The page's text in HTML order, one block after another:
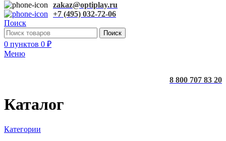
zakaz@optiplay.ru
+7 (495) 032-72-06
Поиск
Поиск
0 пунктов 0 ₽
Меню
8 800 707 83 20
Каталог
Категории